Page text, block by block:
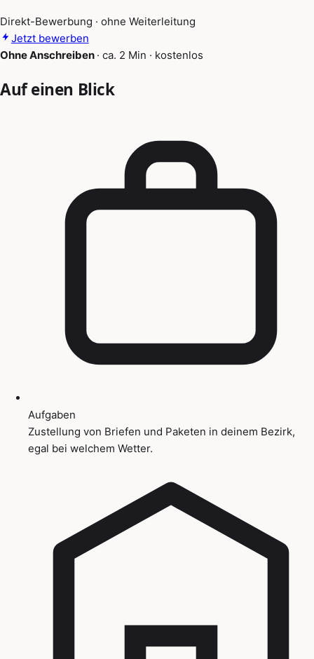
Direkt-Bewerbung · ohne Weiterleitung
Jetzt bewerben
Ohne Anschreiben · ca. 2 Min · kostenlos
Auf einen Blick
Aufgaben
Zustellung von Briefen und Paketen in deinem Bezirk,
egal bei welchem Wetter.